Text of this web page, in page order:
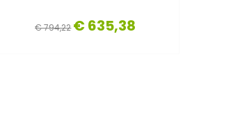
€ 794,22 € 635,38